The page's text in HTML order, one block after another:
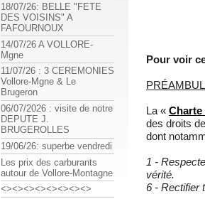
Pour voir
La « Charte
des droits
dont
1 -
vérité.
6 - Rectifier
18/07/26: BELLE "FETE
DES VOISINS" A
FAFOURNOUX
14/07/26 A VOLLORE-
Mgne
11/07/26 : 3 CEREMONIES
Vollore-Mgne & Le
Brugeron
06/07/2026 : visite de notre
DEPUTE J.
BRUGEROLLES
19/06/26: superbe vendredi
Les prix des carburants
autour de Vollore-Montagne
<><><><><><><><>